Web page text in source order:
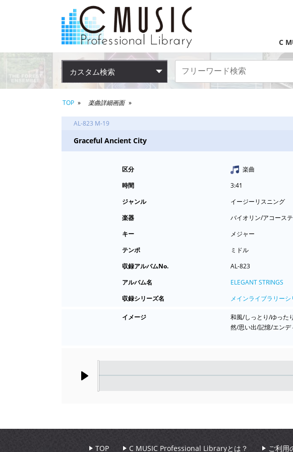
C
カスタム検索
TOP 楽曲詳細画面
AL-823 M-19
Graceful Ancient City
区分
楽曲
時間
3:41
ジャンル
イージーリスニング
楽器
バイオリン/アコース
キー
メジャー
テンポ
ミドル
収録アルバムNo.
AL-823
アルバム名
ELEGANT STRINGS
収録シリーズ名
メインライブラリーシ
イメージ
和風/しっとり/ゆった
然/思い出/記憶/エン
TOP C MUSIC Professional Libraryとは？ ご利用